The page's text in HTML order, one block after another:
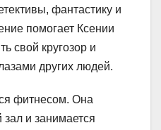
фантастику и
помогает Ксении
свой кругозор и
других людей.
фитнесом. Она
и занимается